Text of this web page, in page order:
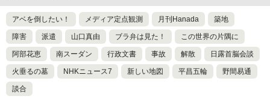
アベを倒したい！ メディア定点観測 月刊Hanada 築地
障害 派遣 山口真由 ブラ弁は見た！ この世界の片隅に
阿部花恵 南スーダン 行政文書 事故 解散 日露首脳会談
火垂るの墓 NHKニュース7 新しい地図 平昌五輪 野間易通
談合